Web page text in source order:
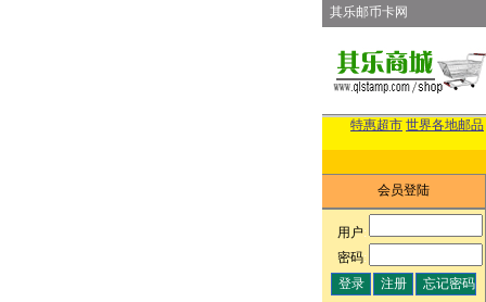
其乐邮币卡网
特惠超市 世界各地邮品
会员登陆
用户:
密码: